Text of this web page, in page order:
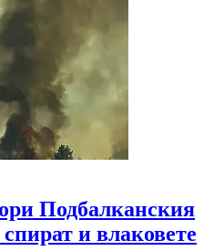
Подбалканския
и влаковете